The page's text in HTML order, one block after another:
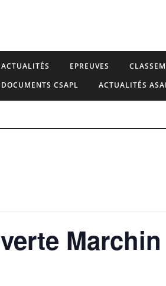
ACTUALITÉS EPREUVES
DOCUMENTS CSAPL
ACTUALITÉS
Marchin